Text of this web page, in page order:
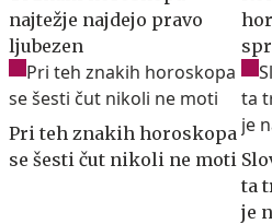
najtežje najdejo pravo
ljubezen
Pri teh znakih horoskopa
se šesti čut nikoli ne moti
ta
je